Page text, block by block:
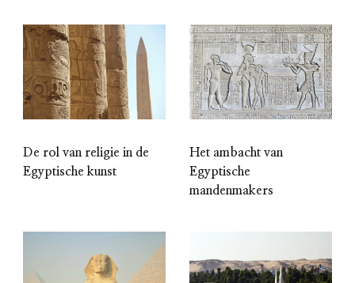
De rol van religie in de
Egyptische kunst
Het ambacht van
Egyptische
mandenmakers